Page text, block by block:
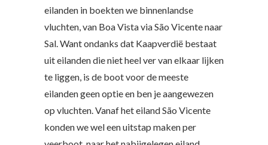
eilanden in boekten we binnenlandse
vluchten, van Boa Vista via São Vicente naar
Sal. Want ondanks dat Kaapverdië bestaat
uit eilanden die niet heel ver van elkaar lijken
te liggen, is de boot voor de meeste
eilanden geen optie en ben je aangewezen
op vluchten. Vanaf het eiland São Vicente
konden we wel een uitstap maken per